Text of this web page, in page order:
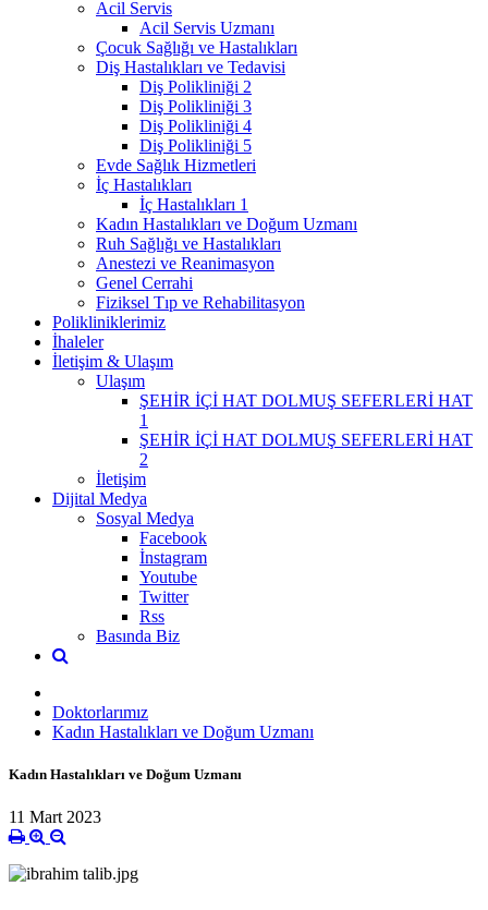
Acil Servis
Acil Servis Uzmanı
Çocuk Sağlığı ve Hastalıkları
Diş Hastalıkları ve Tedavisi
Diş Polikliniği 2
Diş Polikliniği 3
Diş Polikliniği 4
Diş Polikliniği 5
Evde Sağlık Hizmetleri
İç Hastalıkları
İç Hastalıkları 1
Kadın Hastalıkları ve Doğum Uzmanı
Ruh Sağlığı ve Hastalıkları
Anestezi ve Reanimasyon
Genel Cerrahi
Fiziksel Tıp ve Rehabilitasyon
Polikliniklerimiz
İhaleler
İletişim & Ulaşım
Ulaşım
ŞEHİR İÇİ HAT DOLMUŞ SEFERLERİ HAT
1
ŞEHİR İÇİ HAT DOLMUŞ SEFERLERİ HAT
2
İletişim
Dijital Medya
Sosyal Medya
Facebook
İnstagram
Youtube
Twitter
Rss
Basında Biz
Doktorlarımız
Kadın Hastalıkları ve Doğum Uzmanı
Kadın Hastalıkları ve Doğum Uzmanı
11 Mart 2023